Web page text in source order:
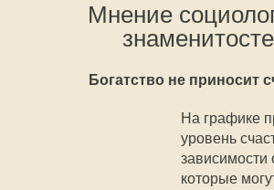
Мнение
Богатство не приносит
На графике
уровень
зависимости
которые